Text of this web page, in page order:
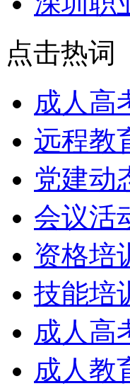
点击热词
成人高
远程教
党建动
会议活
资格培
技能培
成人高
成人教